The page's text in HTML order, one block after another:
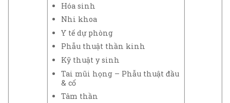
Hóa sinh
Nhi khoa
Y tế dự phòng
Phẫu thuật thần kinh
Kỹ thuật y sinh
Tai mũi họng – Phẫu thuật đầu
& cổ
Tâm thần